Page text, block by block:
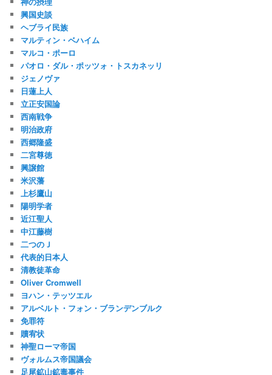
興国史談
ヘブライ民族
マルティン・ベハイム
マルコ・ポーロ
パオロ・ダル・ポッツォ・トスカネッリ
ジェノヴァ
日蓮上人
立正安国論
西南戦争
明治政府
西郷隆盛
二宮尊徳
興譲館
米沢藩
上杉鷹山
陽明学者
近江聖人
中江藤樹
二つのＪ
代表的日本人
清教徒革命
Oliver Cromwell
ヨハン・テッツエル
アルベルト・フォン・ブランデンブルク
免罪符
贖宥状
神聖ローマ帝国
ヴォルムス帝国議会
足尾鉱山鉱毒事件